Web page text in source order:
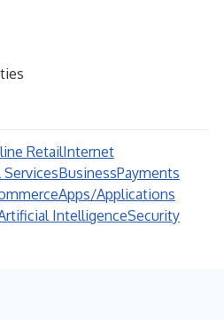
RetailInternet
BusinessPayments
Apps/Applications
IntelligenceSecurity